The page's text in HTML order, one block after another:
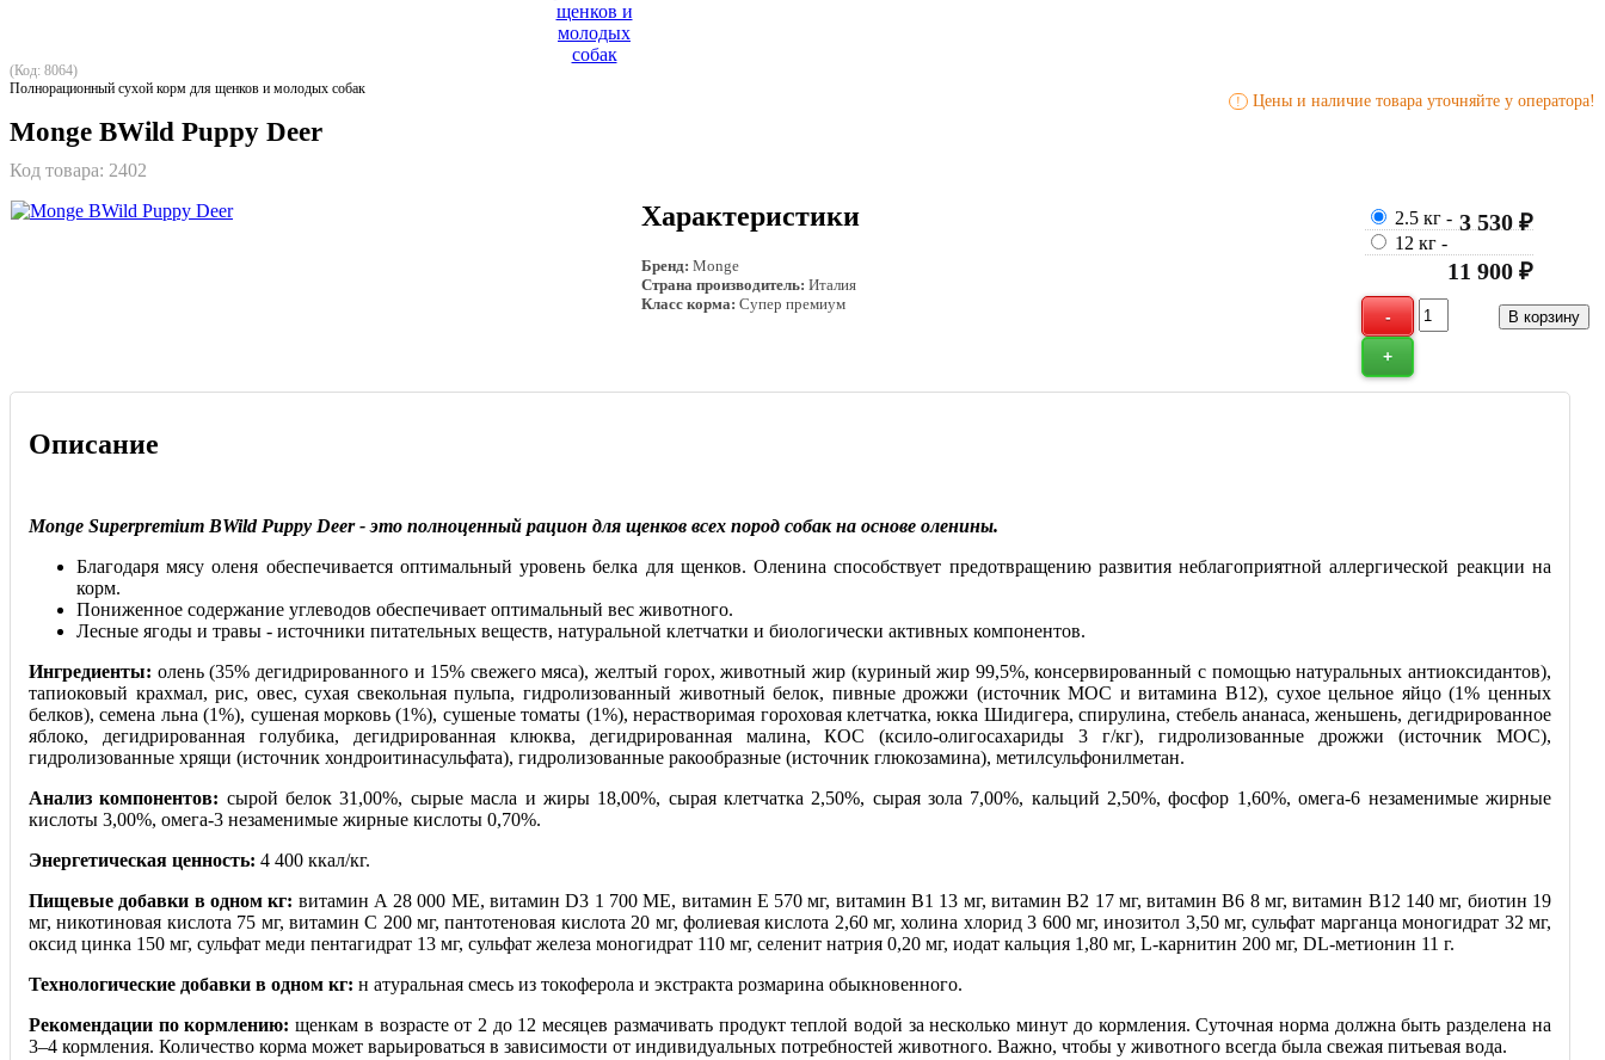
(Код: 8064)
Полнорационный сухой корм для щенков и молодых собак
! Цены и наличие товара уточняйте у оператора!
Monge BWild Puppy Deer
Код товара: 2402
Характеристики
Бренд: Monge
Страна производитель: Италия
Класс корма: Супер премиум
2.5 кг - 3 530 ₽
12 кг -
11 900 ₽
Описание
Monge Superpremium BWild Puppy Deer - это полноценный рацион для щенков всех пород собак на основе оленины.
Благодаря мясу оленя обеспечивается оптимальный уровень белка для щенков. Оленина способствует предотвращению развития неблагоприятной аллергической реакции на
корм.
Пониженное содержание углеводов обеспечивает оптимальный вес животного.
Лесные ягоды и травы - источники питательных веществ, натуральной клетчатки и биологически активных компонентов.
Ингредиенты: олень (35% дегидрированного и 15% свежего мяса), желтый горох, животный жир (куриный жир 99,5%, консервированный с помощью натуральных антиоксидантов),
тапиоковый крахмал, рис, овес, сухая свекольная пульпа, гидролизованный животный белок, пивные дрожжи (источник МОС и витамина B12), сухое цельное яйцо (1% ценных
белков), семена льна (1%), сушеная морковь (1%), сушеные томаты (1%), нерастворимая гороховая клетчатка, юкка Шидигера, спирулина, стебель ананаса, женьшень, дегидрированное
яблоко, дегидрированная голубика, дегидрированная клюква, дегидрированная малина, КОС (ксило-олигосахариды 3 г/кг), гидролизованные дрожжи (источник МОС),
гидролизованные хрящи (источник хондроитинасульфата), гидролизованные ракообразные (источник глюкозамина), метилсульфонилметан.
Анализ компонентов: сырой белок 31,00%, сырые масла и жиры 18,00%, сырая клетчатка 2,50%, сырая зола 7,00%, кальций 2,50%, фосфор 1,60%, омега-6 незаменимые жирные
кислоты 3,00%, омега-3 незаменимые жирные кислоты 0,70%.
Энергетическая ценность: 4 400 ккал/кг.
Пищевые добавки в одном кг: витамин А 28 000 МЕ, витамин D3 1 700 МЕ, витамин Е 570 мг, витамин B1 13 мг, витамин B2 17 мг, витамин В6 8 мг, витамин B12 140 мг, биотин 19
мг, никотиновая кислота 75 мг, витамин C 200 мг, пантотеновая кислота 20 мг, фолиевая кислота 2,60 мг, холина хлорид 3 600 мг, инозитол 3,50 мг, сульфат марганца моногидрат 32 мг,
оксид цинка 150 мг, сульфат меди пентагидрат 13 мг, сульфат железа моногидрат 110 мг, селенит натрия 0,20 мг, иодат кальция 1,80 мг, L-карнитин 200 мг, DL-метионин 11 г.
Технологические добавки в одном кг: н атуральная смесь из токоферола и экстракта розмарина обыкновенного.
Рекомендации по кормлению: щенкам в возрасте от 2 до 12 месяцев размачивать продукт теплой водой за несколько минут до кормления. Суточная норма должна быть разделена на
3–4 кормления. Количество корма может варьироваться в зависимости от индивидуальных потребностей животного. Важно, чтобы у животного всегда была свежая питьевая вода.